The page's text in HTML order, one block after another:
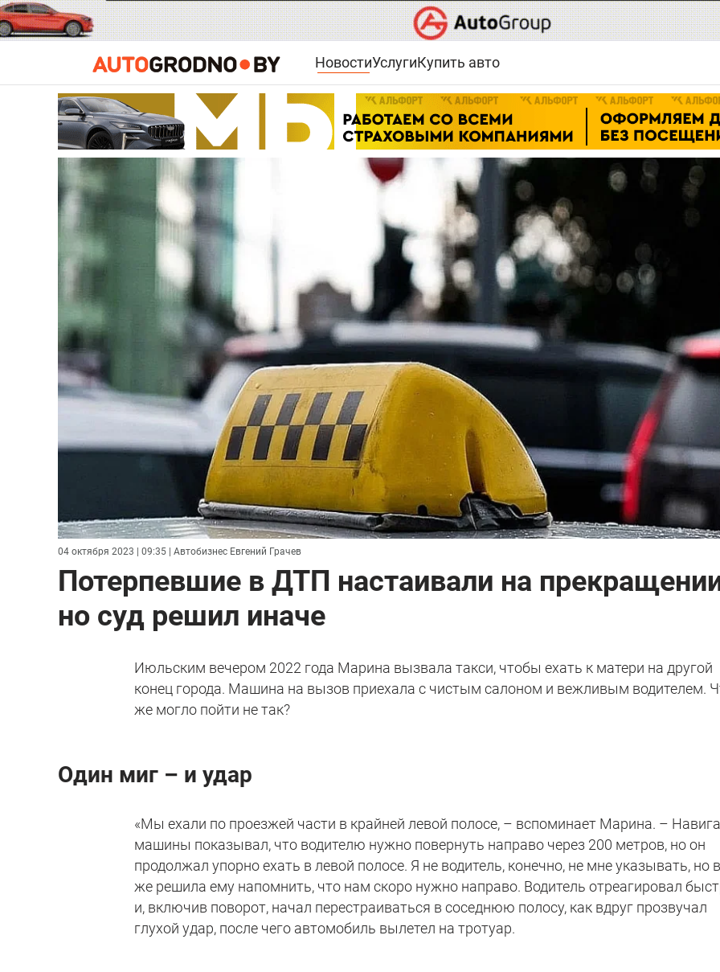
НовостиУслугиКупить авто
04 октября 2023 | 09:35 | Автобизнес Евгений Грачев
Потерпевшие в ДТП настаивали на
но суд решил иначе
Июльским вечером 2022 года Марина вызвала такси, чтобы ехать к матери на другой
конец города. Машина на вызов приехала с чистым салоном и вежливым водителем.
же могло пойти не так?
Один миг – и удар
«Мы ехали по проезжей части в крайней левой полосе, – вспоминает Марина. –
машины показывал, что водителю нужно повернуть направо через 200 метров, но он
продолжал упорно ехать в левой полосе. Я не водитель, конечно, не мне указывать, но
же решила ему напомнить, что нам скоро нужно направо. Водитель отреагировал
и, включив поворот, начал перестраиваться в соседнюю полосу, как вдруг прозвучал
глухой удар, после чего автомобиль вылетел на тротуар.